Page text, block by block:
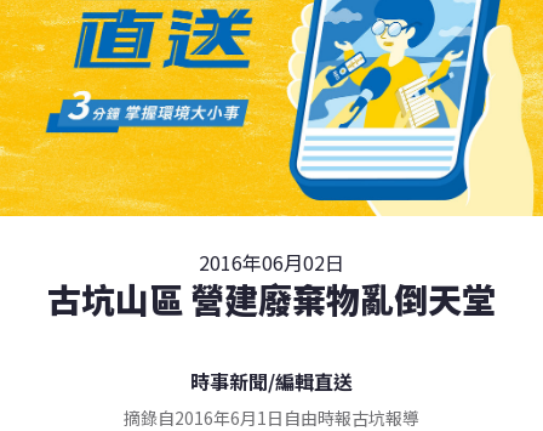
2016年06月02日
古坑山區 營建廢棄物亂倒天堂
時事新聞/編輯直送
摘錄自2016年6月1日自由時報古坑報導